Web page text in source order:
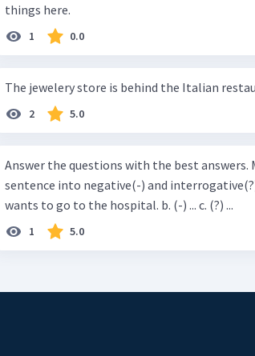
things here.
1 0.0
The jewelery store is behind the Italian
2 5.0
Answer the questions with the best answers. Make this positive (+)
sentence into negative(-) and interrogative(?)
wants to go to the hospital. b. (-) ... c. (?) ...
1 5.0